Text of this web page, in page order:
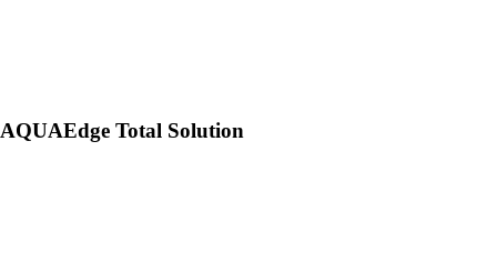
AQUAEdge Total Solution